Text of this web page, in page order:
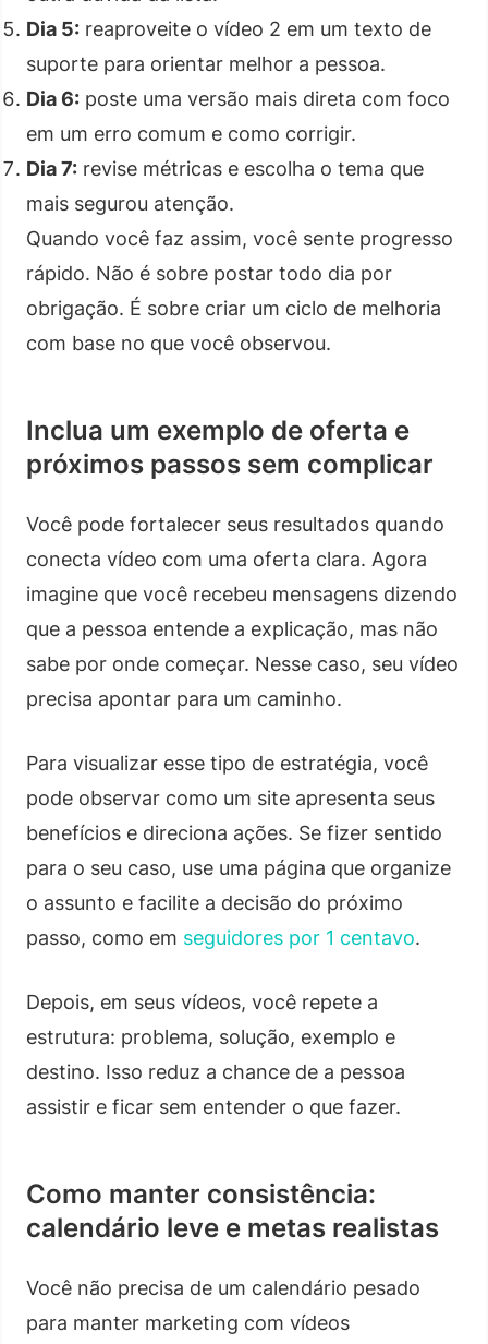
Dia 5: reaproveite o vídeo 2 em um texto de
suporte para orientar melhor a pessoa.
Dia 6: poste uma versão mais direta com foco
em um erro comum e como corrigir.
Dia 7: revise métricas e escolha o tema que
mais segurou atenção.
Quando você faz assim, você sente progresso
rápido. Não é sobre postar todo dia por
obrigação. É sobre criar um ciclo de melhoria
com base no que você observou.
Inclua um exemplo de oferta e
próximos passos sem complicar
Você pode fortalecer seus resultados quando
conecta vídeo com uma oferta clara. Agora
imagine que você recebeu mensagens dizendo
que a pessoa entende a explicação, mas não
sabe por onde começar. Nesse caso, seu vídeo
precisa apontar para um caminho.
Para visualizar esse tipo de estratégia, você
pode observar como um site apresenta seus
benefícios e direciona ações. Se fizer sentido
para o seu caso, use uma página que organize
o assunto e facilite a decisão do próximo
passo, como em seguidores por 1 centavo.
Depois, em seus vídeos, você repete a
estrutura: problema, solução, exemplo e
destino. Isso reduz a chance de a pessoa
assistir e ficar sem entender o que fazer.
Como manter consistência:
calendário leve e metas realistas
Você não precisa de um calendário pesado
para manter marketing com vídeos